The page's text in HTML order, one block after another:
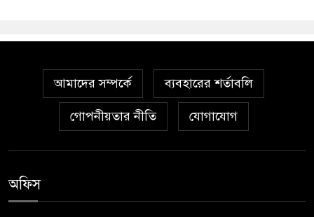
আমাদের সম্পর্কে ব্যবহারের শর্তাবলি
গোপনীয়তার নীতি যোগাযোগ
অফিস